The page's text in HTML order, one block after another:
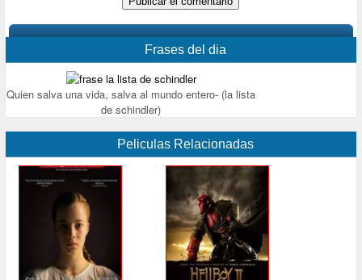
Frases del dia
Quien salva una vida, salva al mundo entero- (la lista
de schindler)
Peliculas Relacionadas